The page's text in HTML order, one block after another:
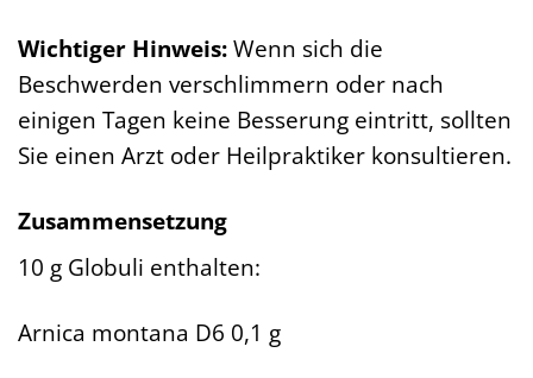
Wichtiger Hinweis:Wenn sich die
Beschwerden verschlimmern oder nach
einigen Tagen keine Besserung eintritt, sollten
Sie einen Arzt oder Heilpraktiker konsultieren.
Zusammensetzung
10 g Globuli enthalten:
Arnica montana D6 0,1 g